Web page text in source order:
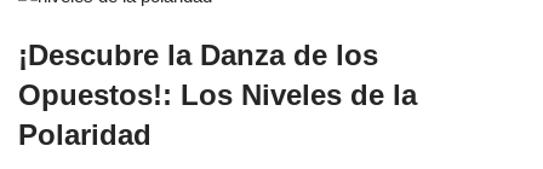
¡Descubre la Danza de los
Opuestos!: Los Niveles de la
Polaridad